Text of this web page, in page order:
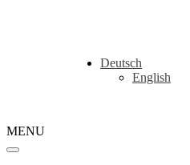
Deutsch
English
MENU